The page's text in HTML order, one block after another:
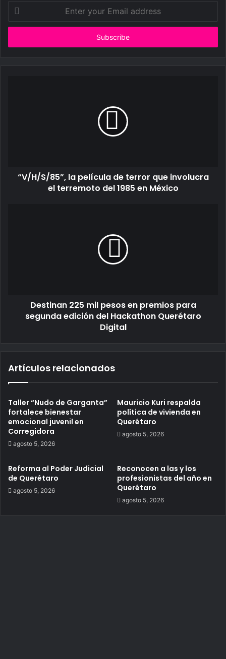
your
Email
“V/H/S/85”, la película de terror que involucra
el terremoto del 1985 en México
Destinan 225 mil pesos en premios para
segunda edición del Hackathon Querétaro
Digital
Artículos relacionados
Taller “Nudo de Garganta”
fortalece bienestar
emocional juvenil en
Corregidora
agosto 5, 2026
Mauricio Kuri respalda
política de vivienda en
Querétaro
agosto 5, 2026
Reforma al Poder Judicial
de Querétaro
agosto 5, 2026
Reconocen a las y los
profesionistas del año en
Querétaro
agosto 5, 2026